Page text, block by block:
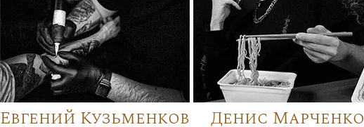
Евгений Кузьменков Денис Марченко